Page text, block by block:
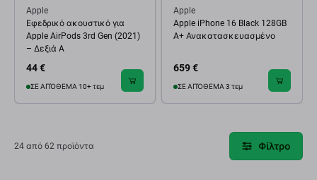
Apple
Εφεδρικό ακουστικό για
Apple AirPods 3rd Gen (2021)
– Δεξιά A
44 €
ΣΕ ΑΠΌΘΕΜΑ 10+ τεμ
Apple
Apple iPhone 16 Black 128GB
A+ Ανακατασκευασμένο
659 €
ΣΕ ΑΠΌΘΕΜΑ 3 τεμ
24 από 62 προϊόντα Φίλτρο